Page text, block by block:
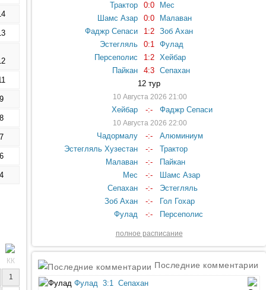
Трактор 0:0
Мес
Шамс Азар
0:0
Малаван
Фаджр Сепаси
1:2
Зоб Ахан
Эстегляль
0:1
Фулад
Персеполис
1:2
Хейбар
Пайкан
4:3
Сепахан
12 тур
10 Августа 2026 21:00
Хейбар -:- Фаджр Сепаси
10 Августа 2026 22:00
Чадормалу -:-
Алюминиум
Эстегляль Хузестан
-:-
Трактор
Малаван
-:-
Пайкан
Мес
-:-
Шамс Азар
Сепахан
-:-
Эстегляль
Зоб Ахан
-:-
Гол Гохар
Фулад
-:- Персеполис
полное расписание
Последние комментарии
Фулад 3:1 Сепахан
9
8
7
6
4
1